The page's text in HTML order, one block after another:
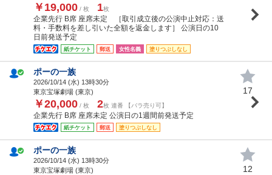
￥19,000 / 枚 1枚
企業先行 B席 座席未定 ［取引成立後の公演中止対応：送
料・手数料を差し引いた全額を返金します］ 公演日の10
日前発送予定
紙チケット 郵送 女性名義 塗りつぶしなし
ポーの一族
2026/10/14 (水) 13時30分
東京宝塚劇場 (東京)
￥20,000 / 枚 2枚 連番 【バラ売り可】
企業先行 B席 座席未定 公演日の1週間前発送予定
紙チケット 郵送 塗りつぶしなし
17
ポーの一族
2026/10/14 (水) 13時30分
東京宝塚劇場 (東京)
12